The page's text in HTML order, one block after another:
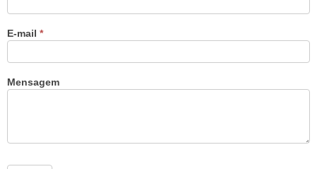
E-mail *
Mensagem